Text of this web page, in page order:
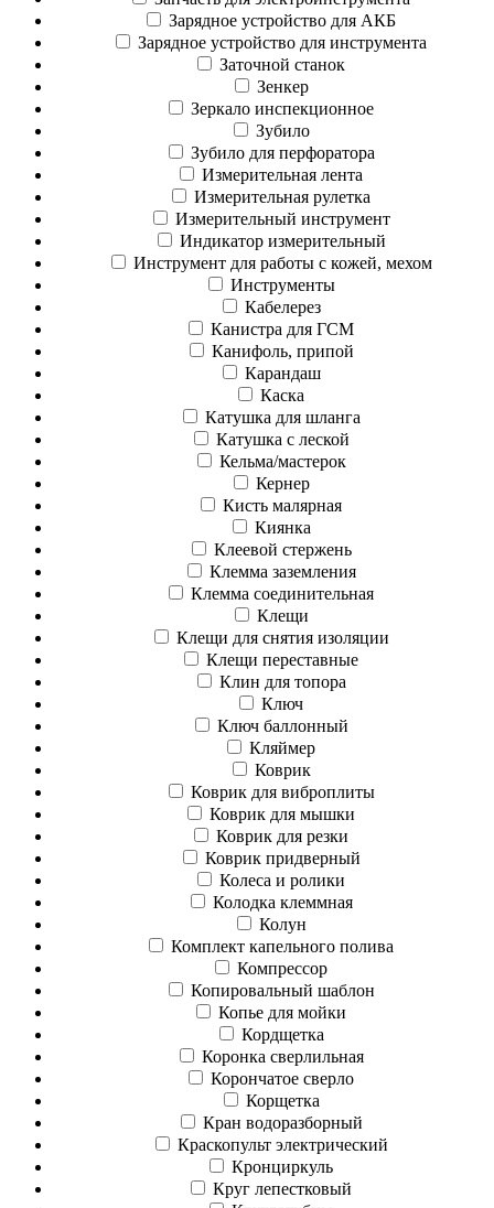
Зарядное устройство для АКБ
Зарядное устройство для инструмента
Заточной станок
Зенкер
Зеркало инспекционное
Зубило
Зубило для перфоратора
Измерительная лента
Измерительная рулетка
Измерительный инструмент
Индикатор измерительный
Инструмент для работы с кожей, мехом
Инструменты
Кабелерез
Канистра для ГСМ
Канифоль, припой
Карандаш
Каска
Катушка для шланга
Катушка с леской
Кельма/мастерок
Кернер
Кисть малярная
Киянка
Клеевой стержень
Клемма заземления
Клемма соединительная
Клещи
Клещи для снятия изоляции
Клещи переставные
Клин для топора
Ключ
Ключ баллонный
Кляймер
Коврик
Коврик для виброплиты
Коврик для мышки
Коврик для резки
Коврик придверный
Колеса и ролики
Колодка клеммная
Колун
Комплект капельного полива
Компрессор
Копировальный шаблон
Копье для мойки
Кордщетка
Коронка сверлильная
Корончатое сверло
Корщетка
Кран водоразборный
Краскопульт электрический
Кронциркуль
Круг лепестковый